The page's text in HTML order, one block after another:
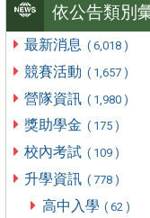
依公告類別
最新消息 ( 6,018 )
競賽活動 ( 1,657 )
營隊資訊 ( 1,980 )
獎助學金 ( 175 )
校內考試 ( 109 )
升學資訊 ( 778 )
高中入學 ( 62 )